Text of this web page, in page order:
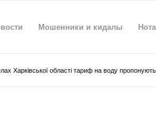
Мошенники и кидалы
Харківської області тариф на воду